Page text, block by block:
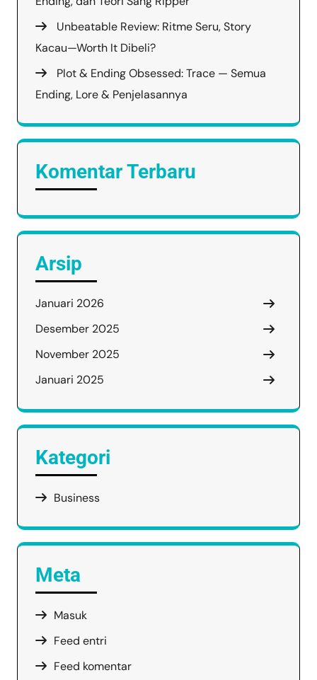
Unbeatable Review: Ritme Seru, Story
Kacau—Worth It Dibeli?
Plot & Ending Obsessed: Trace — Semua
Ending, Lore & Penjelasannya
Komentar Terbaru
Arsip
Januari 2026
Desember 2025
November 2025
Januari 2025
Kategori
Business
Meta
Masuk
Feed entri
Feed komentar